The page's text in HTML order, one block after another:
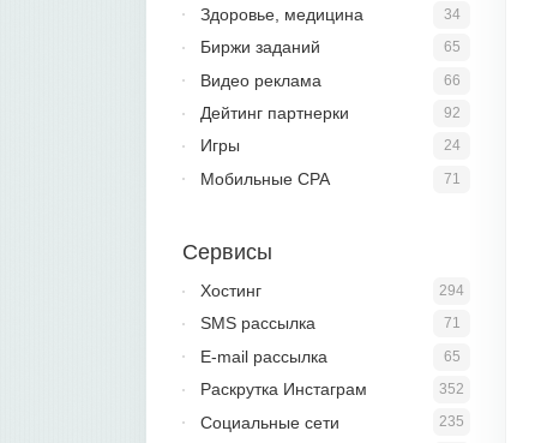
34
Здоровье, медицина
65
Биржи заданий
66
Видео реклама
92
Дейтинг партнерки
24
Игры
71
Мобильные CPA
Сервисы
294
Хостинг
71
SMS рассылка
65
E-mail рассылка
352
Раскрутка Инстаграм
235
Социальные сети